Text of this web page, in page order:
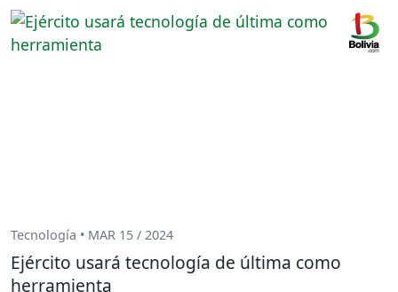
Tecnología • MAR 15 / 2024
Ejército usará tecnología de última como
herramienta